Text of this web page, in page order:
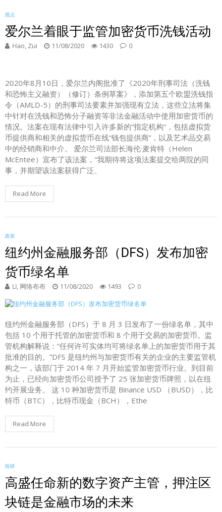
观点
爱尔兰着眼于监管加密货币洗钱活动
Hao, Zui 11/08/2020 1430 0
2020年8月10日，爱尔兰内阁批准了《2020年刑事司法（洗钱
和恐怖主义融资）（修订）条例草案》，添加第五个欧盟洗钱指
令（AMLD-5）的刑事司法要素并加强现有立法，这些立法将集
中针对在洗钱和恐怖分子融资等非法金融活动中使用加密货币的
情况。法案在现有法律中引入许多新的“指定机构”，包括虚拟货
币提供商和相关的虚拟货币在线“钱包提供商”，以及艺术品交易
中的经销商和中介。 爱尔兰司法部长海伦·麦肯特（Helen
McEntee）宣布了该法案，“我期待将这项法案提交给两院的同
事，并期望该法案获得广泛、
Read More
政策
纽约州金融服务部（DFS）发布加密
货币绿名单
LI, 网络布布 11/08/2020 1493 0
纽约州金融服务部（DFS）于 8 月 3 日发布了一份绿名单，其中
包括 10 个用于托管的加密货币和 8 个用于交易的加密货币。监
管机构解释说：“任何许可实体均可将绿名单上的加密货币用于其
批准的目的。”DFS 是纽约州与加密货币有关的企业的主要监管机
构之一，该部门于 2014 年 7 月开始监管加密货币行业。到目前
为止，已经向加密货币公司授予了 25 张加密货币牌照，以在纽
约开展业务。 这 10 种加密货币是 Binance USD （BUSD），比
特币（BTC），比特币现金（BCH），Ethe
Read More
投研
高盛任命新的数字资产主管，押注区
块链是金融市场的未来